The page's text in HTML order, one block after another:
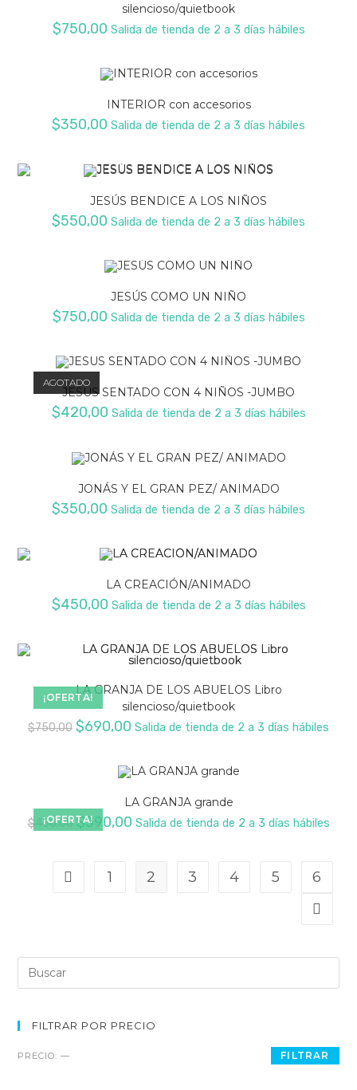
silencioso/quietbook
$750,00 Salida de tienda de 2 a 3 días hábiles
INTERIOR con accesorios
$350,00 Salida de tienda de 2 a 3 días hábiles
JESÚS BENDICE A LOS NIÑOS
$550,00 Salida de tienda de 2 a 3 días hábiles
JESÚS COMO UN NIÑO
$750,00 Salida de tienda de 2 a 3 días hábiles
AGOTADO
JESUS SENTADO CON 4 NIÑOS -JUMBO
$420,00 Salida de tienda de 2 a 3 días hábiles
JONÁS Y EL GRAN PEZ/ ANIMADO
$350,00 Salida de tienda de 2 a 3 días hábiles
LA CREACIÓN/ANIMADO
$450,00 Salida de tienda de 2 a 3 días hábiles
¡OFERTA!
LA GRANJA DE LOS ABUELOS Libro
silencioso/quietbook
$750,00 El
$750,00.
$690,00 El
es:
Salida de tienda de 2 a 3 días hábiles
¡OFERTA!
LA GRANJA grande
$ 450,00 El
precio
$450,00.
$390,00El
$390,00.
Salida de tienda de 2 a 3 días hábiles
1 2 3 4 5 6
Buscar:
FILTRAR POR PRECIO
Precio
Precio
FILTRAR
PRECIO:—